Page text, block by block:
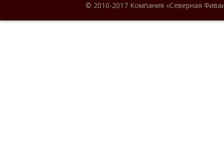
© 2010-2017 Компания «Северная